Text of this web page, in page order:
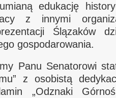
edukację
z innymi
Ślązaków
gospodarowania.
Panu Senatorowi
z osobistą
„Odznaki